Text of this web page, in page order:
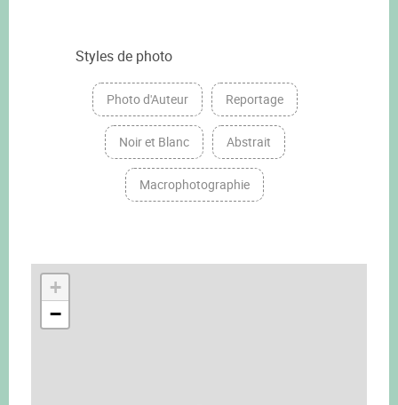
Styles de photo
Photo d'Auteur Reportage
Noir et Blanc Abstrait
Macrophotographie
+
−